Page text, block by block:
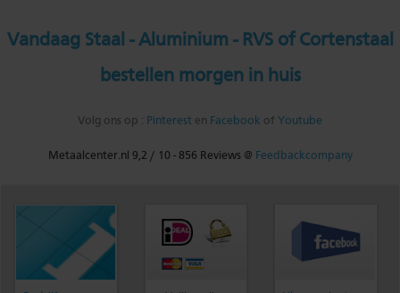
Vandaag Staal - Aluminium - RVS of Cortenstaal
bestellen morgen in huis
Volg ons op : Pinterest en Facebook of Youtube
Metaalcenter.nl 9,2 / 10 -856 Reviews @ Feedbackcompany